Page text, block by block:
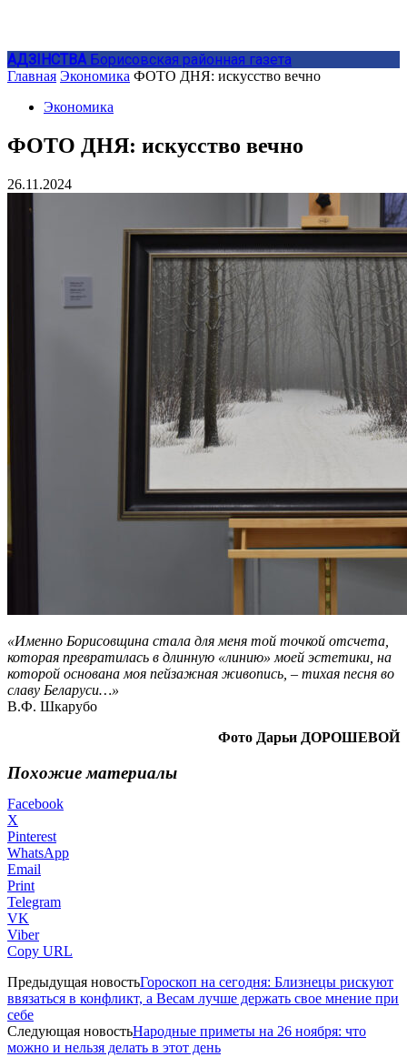
АДЗIНСТВА Борисовская районная газета
Главная Экономика ФОТО ДНЯ: искусство вечно
Экономика
ФОТО ДНЯ: искусство вечно
26.11.2024
«Именно Борисовщина стала для меня той точкой отсчета,
которая превратилась в длинную «линию» моей эстетики, на
которой основана моя пейзажная живопись, – тихая песня во
славу Беларуси…»
В.Ф. Шкарубо
Фото Дарьи ДОРОШЕВОЙ
Похожие материалы
Facebook
X
Pinterest
WhatsApp
Email
Print
Telegram
VK
Viber
Copy URL
Предыдущая новостьГороскоп на сегодня: Близнецы рискуют
ввязаться в конфликт, а Весам лучше держать свое мнение при
себе
Следующая новостьНародные приметы на 26 ноября: что
можно и нельзя делать в этот день